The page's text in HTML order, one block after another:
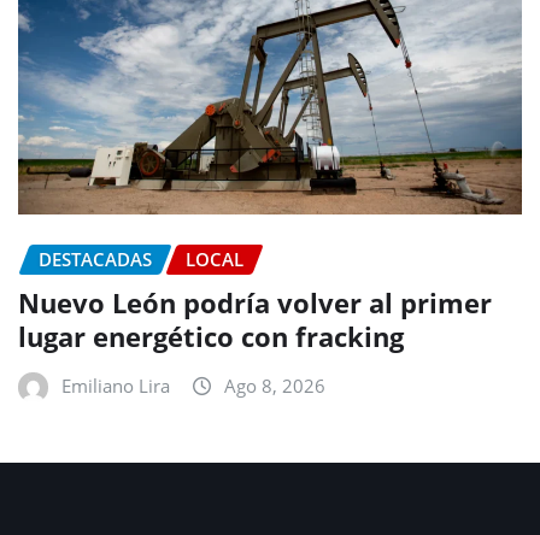
DESTACADAS LOCAL
Nuevo León podría volver al primer
lugar energético con fracking
Emiliano Lira Ago 8, 2026